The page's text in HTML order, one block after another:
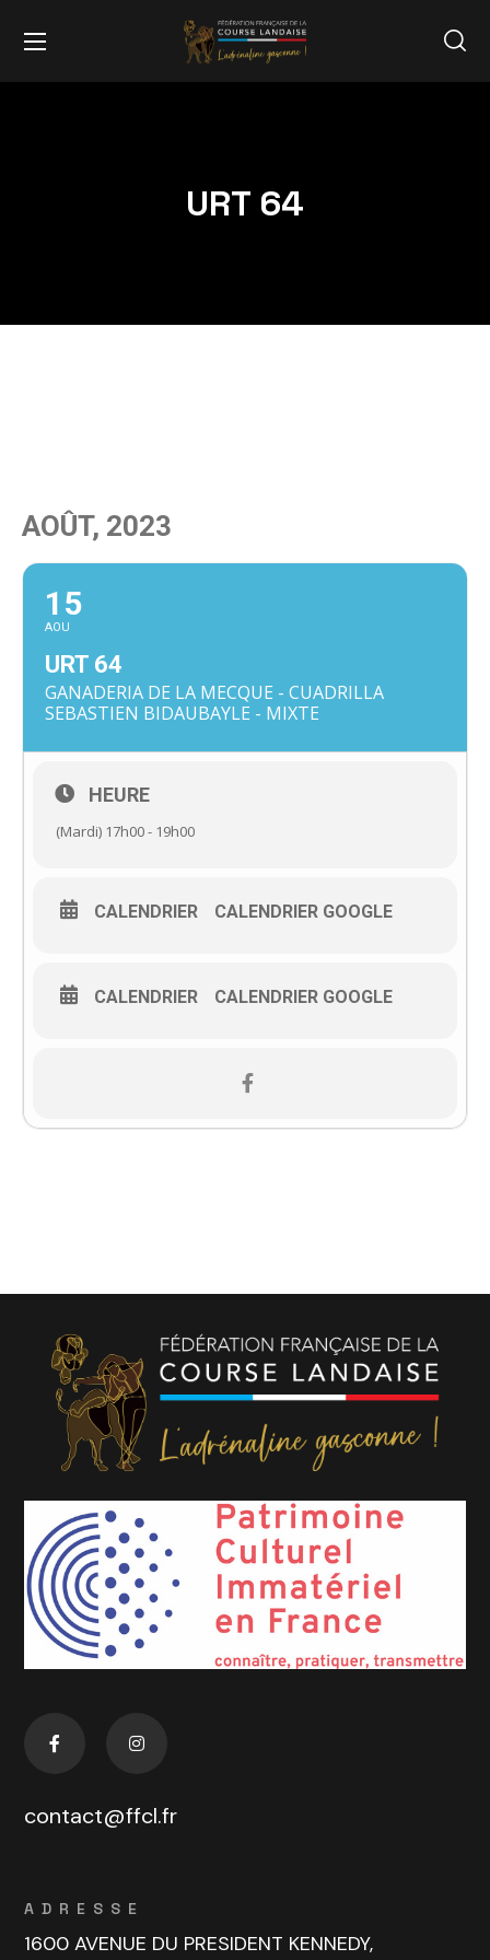
URT 64
AOÛT, 2023
15
AOU
URT 64
GANADERIA DE LA MECQUE - CUADRILLA
SEBASTIEN BIDAUBAYLE - MIXTE
HEURE
(Mardi) 17h00 - 19h00
CALENDRIER CALENDRIER GOOGLE
CALENDRIER CALENDRIER GOOGLE
contact@ffcl.fr
ADRESSE
1600 AVENUE DU PRESIDENT KENNEDY,